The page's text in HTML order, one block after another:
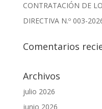
CONTRATACIÓN DE
DIRECTIVA N.º 003-
Comentarios
Archivos
julio 2026
junio 2026